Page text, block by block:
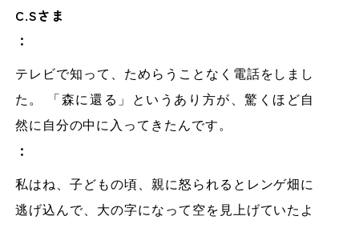
C.Sさま
：
テレビで知って、ためらうことなく電話をしまし
た。 「森に還る」というあり方が、驚くほど自
然に自分の中に入ってきたんです。
：
私はね、子どもの頃、親に怒られるとレンゲ畑に
逃げ込んで、大の字になって空を見上げていたよ